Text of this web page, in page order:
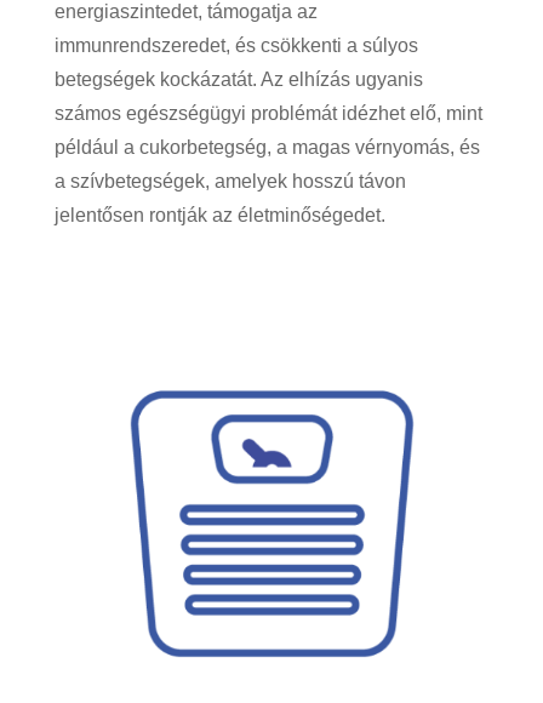
energiaszintedet, támogatja az
immunrendszeredet, és csökkenti a súlyos
betegségek kockázatát. Az elhízás ugyanis
számos egészségügyi problémát idézhet elő, mint
például a cukorbetegség, a magas vérnyomás, és
a szívbetegségek, amelyek hosszú távon
jelentősen rontják az életminőségedet.